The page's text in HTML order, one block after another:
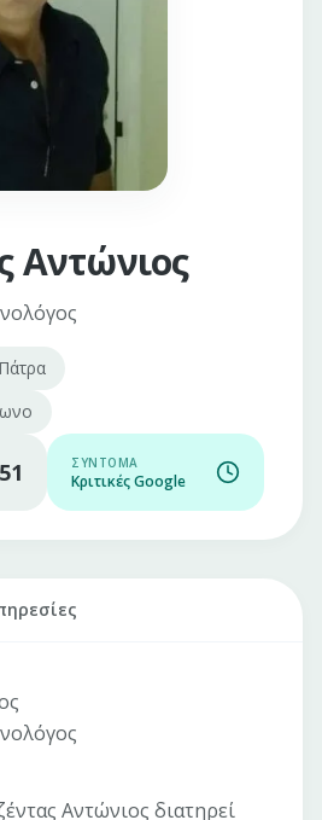
Αντώνιος
ΣΎΝΤΟΜΑ
Κριτικές Google
Αντώνιος διατηρεί